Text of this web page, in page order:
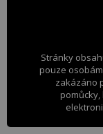
Stránky
pouze
zakázáno